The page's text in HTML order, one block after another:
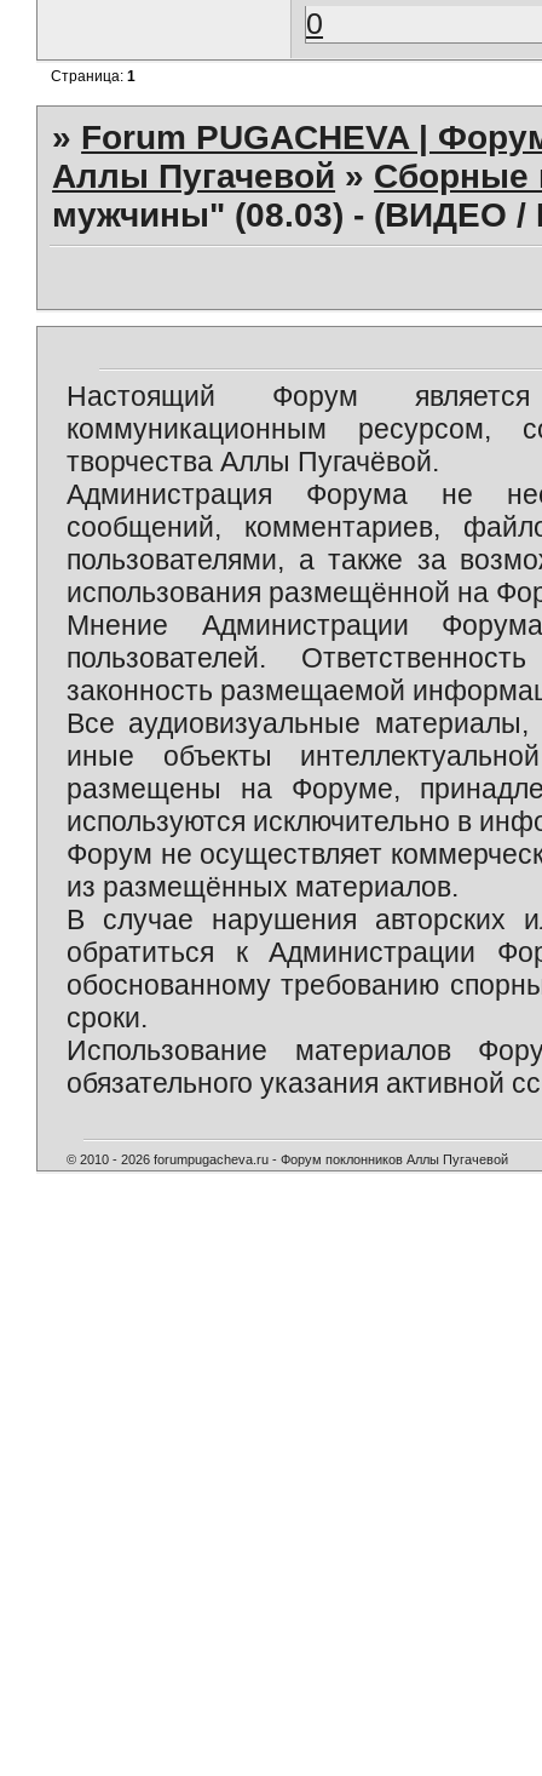
0
Страница:1
» Forum PUGACHEVA |
Аллы Пугачевой » Сборные
мужчины" (08.03) - (ВИДЕО
Настоящий Форум является
коммуникационным ресурсом,
творчества Аллы Пугачёвой.
Администрация Форума не
сообщений, комментариев,
пользователями, а также за
использования размещённой на
Мнение Администрации
пользователей.
законность размещаемой
Все аудиовизуальные
иные объекты
размещены на Форуме,
используются исключительно в
Форум не осуществляет
из размещённых материалов.
В случае нарушения авторских
обратиться к Администрации
обоснованному требованию
сроки.
Использование материалов
обязательного указания активной
© 2010 - 2026 forumpugacheva.ru - Форум поклонников Аллы Пугачевой